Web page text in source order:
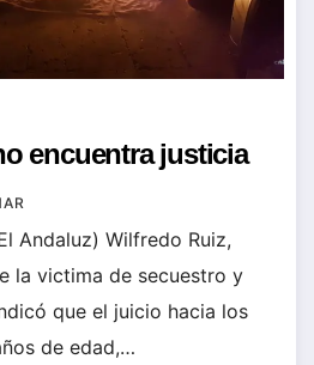
encuentra justicia
Andaluz) Wilfredo Ruiz,
la victima de secuestro y
que el juicio hacia los
de edad,…